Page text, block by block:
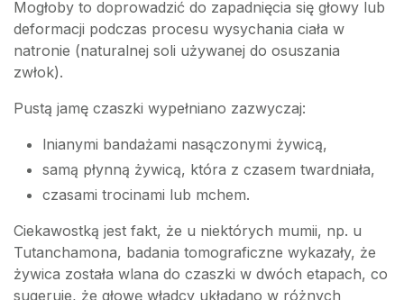
Mogłoby to doprowadzić do zapadnięcia się głowy lub
deformacji podczas procesu wysychania ciała w
natronie (naturalnej soli używanej do osuszania
zwłok).
Pustą jamę czaszki wypełniano zazwyczaj:
lnianymi bandażami nasączonymi żywicą,
samą płynną żywicą, która z czasem twardniała,
czasami trocinami lub mchem.
Ciekawostką jest fakt, że u niektórych mumii, np. u
Tutanchamona, badania tomograficzne wykazały, że
żywica została wlana do czaszki w dwóch etapach, co
sugeruje, że głowę władcy układano w różnych